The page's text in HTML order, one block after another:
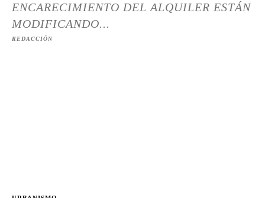
ENCARECIMIENTO DEL ALQUILER ESTÁN
MODIFICANDO...
REDACCIÓN